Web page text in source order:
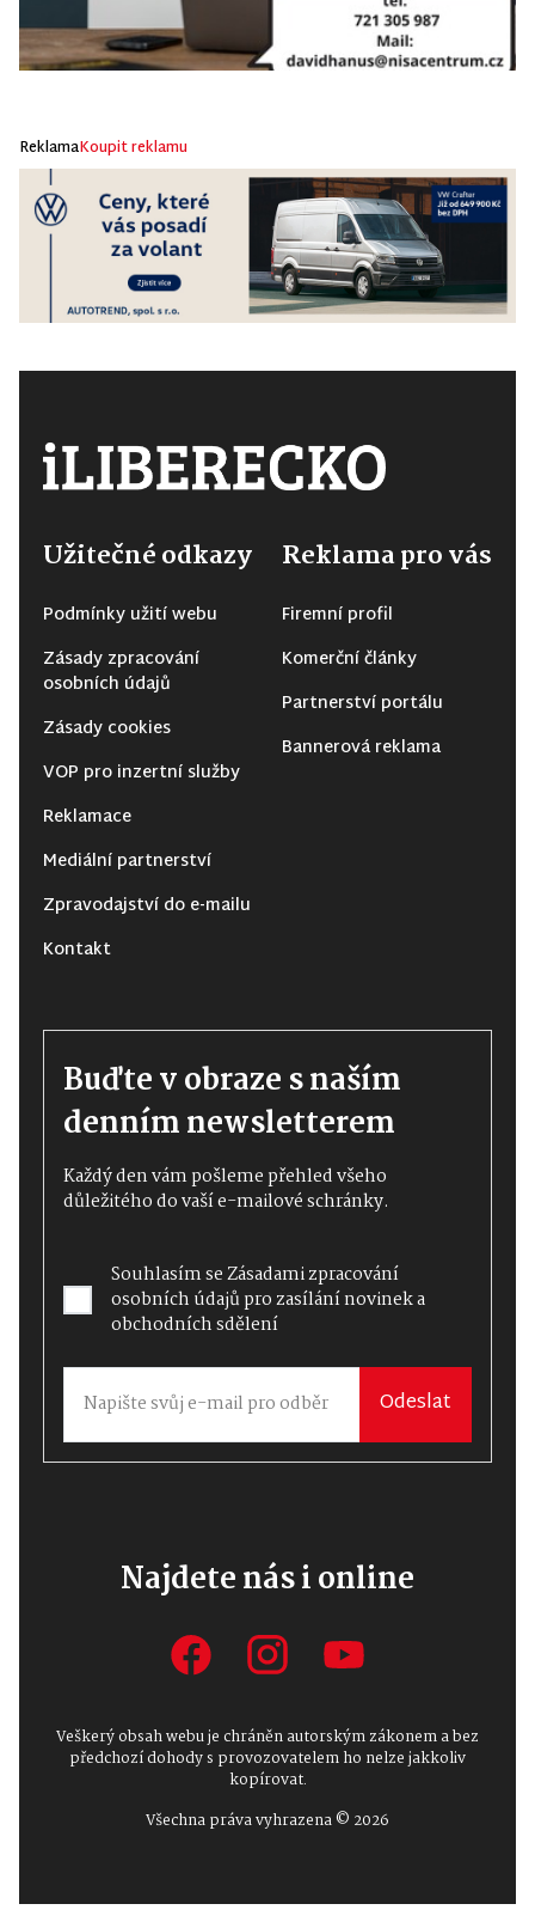
ReklamaKoupit reklamu
Užitečné odkazy
Podmínky užití webu
Zásady zpracování
osobních údajů
Zásady cookies
VOP pro inzertní služby
Reklamace
Mediální partnerství
Zpravodajství do e-mailu
Kontakt
Reklama pro vás
Firemní profil
Komerční články
Partnerství portálu
Bannerová reklama
Buďte v obraze s naším
denním newsletterem
Každý den vám pošleme přehled všeho
důležitého do vaší e-mailové schránky.
Souhlasím seZásadami zpracování
osobních údajůpro zasílání novinek a
obchodních sdělení
Odeslat
Najdete nás i online
Veškerý obsah webu je chráněn autorským zákonem a bez
předchozí dohody s provozovatelem ho nelze jakkoliv
kopírovat.
Všechna práva vyhrazena © 2026